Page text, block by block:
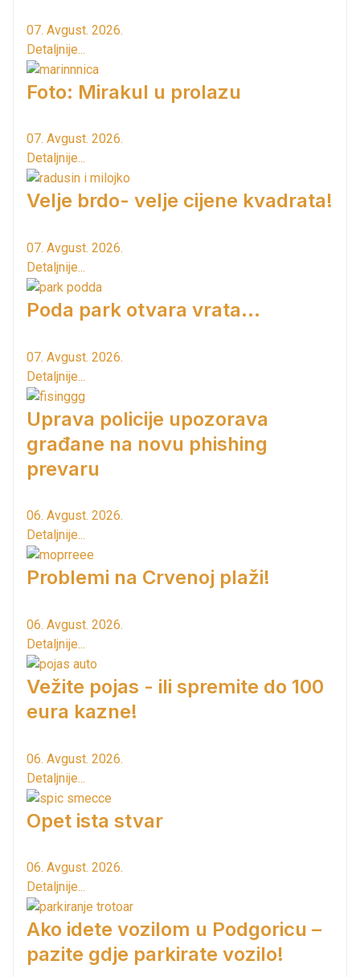
07. Avgust. 2026.
Detaljnije...
Foto: Mirakul u prolazu
07. Avgust. 2026.
Detaljnije...
Velje brdo- velje cijene kvadrata!
07. Avgust. 2026.
Detaljnije...
Poda park otvara vrata...
07. Avgust. 2026.
Detaljnije...
Uprava policije upozorava
građane na novu phishing
prevaru
06. Avgust. 2026.
Detaljnije...
Problemi na Crvenoj plaži!
06. Avgust. 2026.
Detaljnije...
Vežite pojas - ili spremite do 100
eura kazne!
06. Avgust. 2026.
Detaljnije...
Opet ista stvar
06. Avgust. 2026.
Detaljnije...
Ako idete vozilom u Podgoricu –
pazite gdje parkirate vozilo!